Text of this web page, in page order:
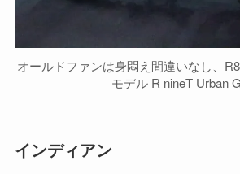
オールドファンは身悶え間違いなし、
モデル R nineT Urban
インディアン